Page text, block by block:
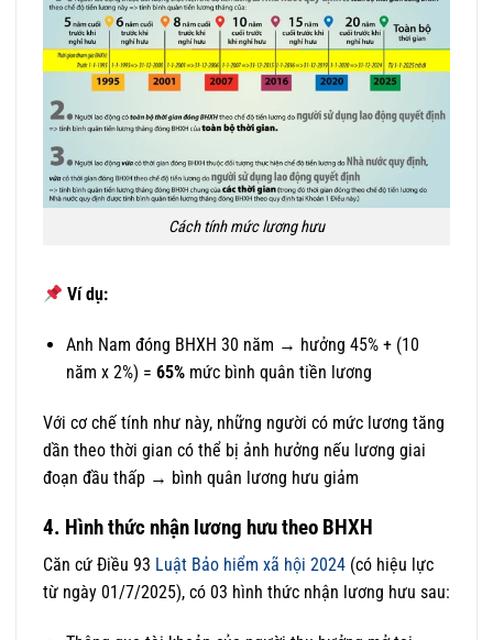
Cách tính mức lương hưu
Ví dụ:
Anh Nam đóng BHXH 30 năm → hưởng 45% + (10
năm x 2%) = 65%mức bình quân tiền lương
Với cơ chế tính như này, những người có mức lương tăng
dần theo thời gian có thể bị ảnh hưởng nếu lương giai
đoạn đầu thấp → bình quân lương hưu giảm
4. Hình thức nhận lương hưu theo BHXH
Căn cứ Điều 93 Luật Bảo hiểm xã hội 2024 (có hiệu lực
từ ngày 01/7/2025), có 03 hình thức nhận lương hưu sau: